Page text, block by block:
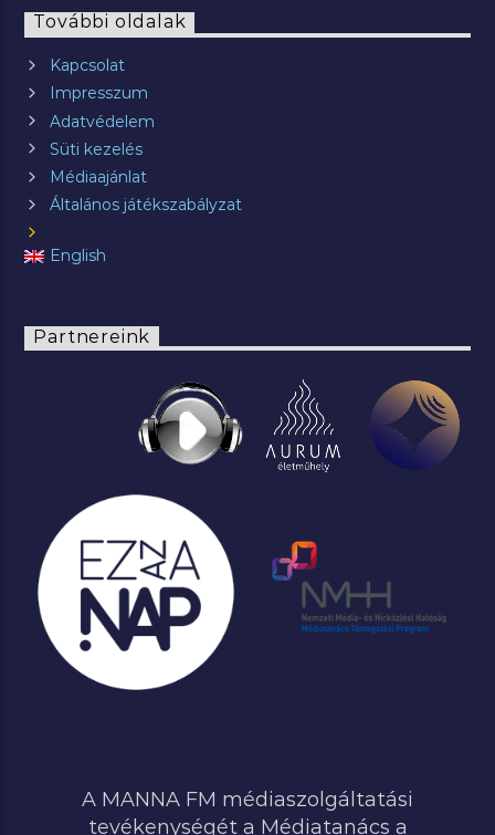
További oldalak
Kapcsolat
Impresszum
Adatvédelem
Süti kezelés
Médiaajánlat
Általános játékszabályzat
English
Partnereink
A MANNA FM médiaszolgáltatási
tevékenységét a Médiatanács a